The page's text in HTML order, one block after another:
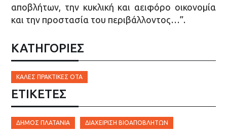
αποβλήτων, την κυκλική και αειφόρο οικονομία
και την προστασία του περιβάλλοντος…”.
ΚΑΤΗΓΟΡΙΕΣ
ΚΑΛΈΣ ΠΡΑΚΤΙΚΈΣ ΟΤΑ
ΕΤΙΚΈΤΕΣ
ΔΉΜΟΣ ΠΛΑΤΑΝΙΆ ΔΙΑΧΕΊΡΙΣΗ ΒΙΟΑΠΟΒΛΉΤΩΝ